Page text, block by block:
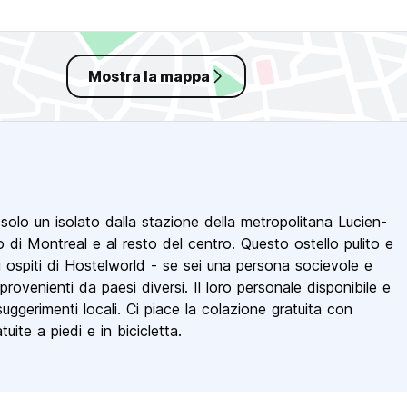
Mostra la mappa
un isolato dalla stazione della metropolitana Lucien-
di Montreal e al resto del centro. Questo ostello pulito e
di Hostelworld - se sei una persona socievole e
da paesi diversi. Il loro personale disponibile e
locali. Ci piace la colazione gratuita con
a piedi e in bicicletta.